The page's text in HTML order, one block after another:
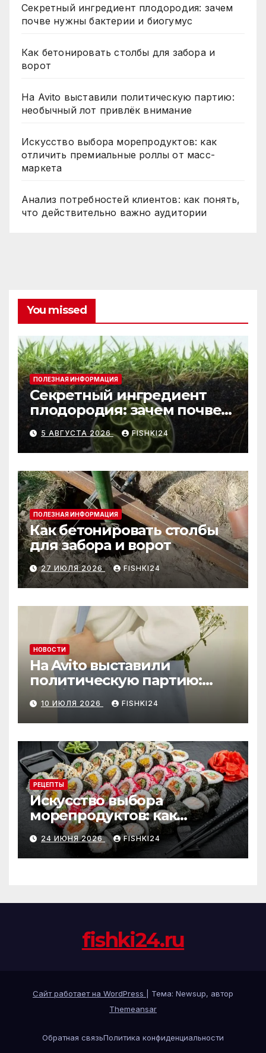
Секретный ингредиент плодородия: зачем
почве нужны бактерии и биогумус
Как бетонировать столбы для забора и
ворот
На Avito выставили политическую партию:
необычный лот привлёк внимание
Искусство выбора морепродуктов: как
отличить премиальные роллы от масс-
маркета
Анализ потребностей клиентов: как понять,
что действительно важно аудитории
You missed
ПОЛЕЗНАЯ ИНФОРМАЦИЯ
Секретный ингредиент
плодородия: зачем почве
нужны бактерии и
биогумус
5 АВГУСТА 2026 FISHKI24
ПОЛЕЗНАЯ ИНФОРМАЦИЯ
Как бетонировать столбы
для забора и ворот
27 ИЮЛЯ 2026 FISHKI24
НОВОСТИ
На Avito выставили
политическую партию:
необычный лот привлёк
внимание
10 ИЮЛЯ 2026 FISHKI24
РЕЦЕПТЫ
Искусство выбора
морепродуктов: как
отличить премиальные
роллы от масс-маркета
24 ИЮНЯ 2026 FISHKI24
fishki24.ru
Сайт работает на WordPress
Тема: Newsup, автор
Themeansar
Обратная связьПолитика конфиденциальности